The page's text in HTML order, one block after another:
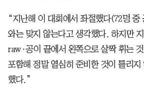
“지난해 이 대회에서 좌절했다(72명 중
와는 맞지 않는다고 생각했다. 하지만
raw·공이 끝에서 왼쪽으로 살짝 휘는
포함해 정말 열심히 준비한 것이 틀리지
했다.”